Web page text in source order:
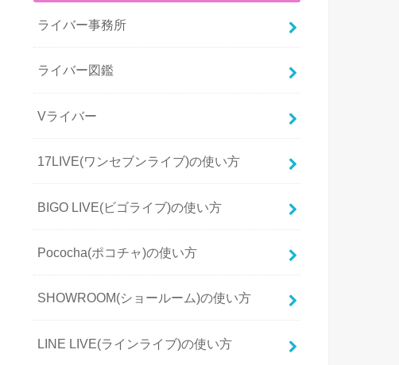
ライバー事務所
ライバー図鑑
Vライバー
17LIVE(ワンセブンライブ)の使い方
BIGO LIVE(ビゴライブ)の使い方
Pococha(ポコチャ)の使い方
SHOWROOM(ショールーム)の使い方
LINE LIVE(ラインライブ)の使い方